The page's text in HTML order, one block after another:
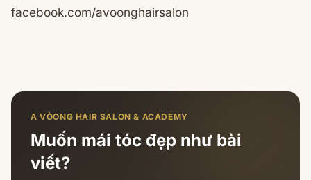
facebook.com/avoonghairsalon
A VÒONG HAIR SALON & ACADEMY
Muốn mái tóc đẹp như bài
viết?